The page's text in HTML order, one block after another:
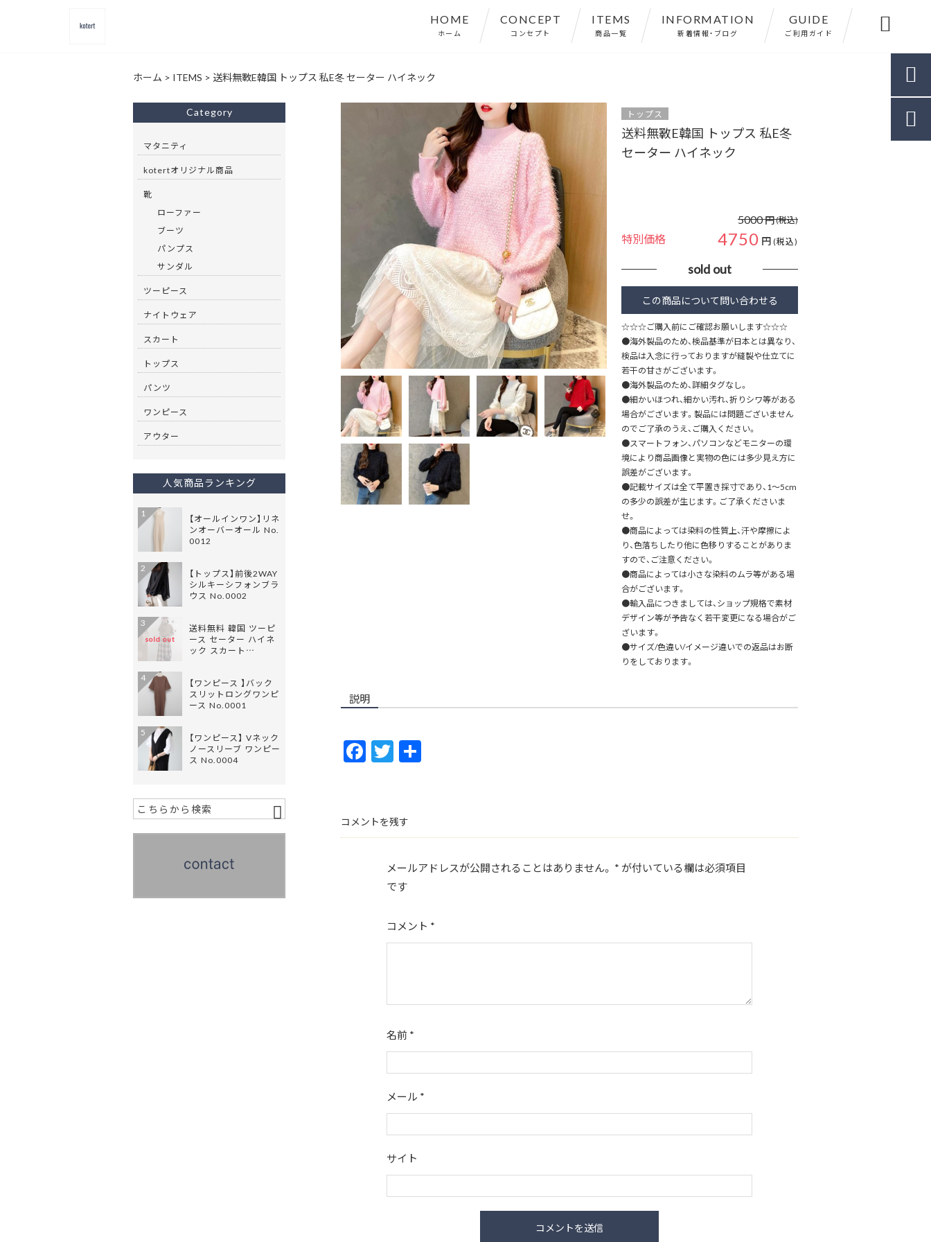
HOME
ホーム
CONCEPT
コンセプト
ITEMS
商品一覧
INFORMATION
新着情報・ブログ
GUIDE
ご利用ガイド 
ホーム > ITEMS > 送料無斁E韓国 トップス 私E冬 セーター ハイネック
トップス
送料無斁E韓国 トップス 私E冬
セーター ハイネック
特別価格 4750 円(税込)
5000円(税込)
sold out
☆☆☆ご購入前にご確認お願いします☆☆☆
●海外製品のため、検品基準が日本とは異なり、
検品は入念に行っておりますが縫製や仕立てに
若干の甘さがございます。
●海外製品のため、詳細タグなし。
●細かいほつれ、細かい汚れ、折りシワ等がある
場合がございます。製品には問題ございません
のでご了承のうえ、ご購入ください。
●スマートフォン、パソコンなどモニターの環
境により商品画像と実物の色には多少見え方に
誤差がございます。
●記載サイズは全て平置き採寸であり、1～5cm
の多少の誤差が生じます。ご了承くださいま
せ。
●商品によっては染料の性質上、汗や摩擦によ
り、色落ちしたり他に色移りすることがありま
すので、ご注意ください。
●商品によっては小さな染料のムラ等がある場
合がございます。
●輸入品につきましては、ショップ規格で素材
デザイン等が予告なく若干変更になる場合がご
ざいます。
●サイズ/色違い/イメージ違いでの返品はお断
りをしております。
説明
F
ac
b
o
T
w
er
コメントを残す
メールアドレスが公開されることはありません。 * が付いている欄は必須項目
です
コメント *
名前*
メール *
サイト
Category
マタニティ
kotertオリジナル商品
靴
ローファー
ブーツ
パンプス
サンダル
ツーピース
ナイトウェア
スカート
トップス
パンツ
ワンピース
アウター
人気商品ランキング
【オールインワン】リネ
ンオーバーオール No.
0012
1
【トップス】前後2WAY
シルキーシフォンブラ
ウス No.0002
2
sold out
送料無料 韓国 ツーピ
ース セーター ハイネ
ック スカート…
3
【ワンピース 】バック
スリットロングワンピ
ース No.0001
4
【ワンピース】 Vネック
ノースリーブ ワンピー
ス No.0004
5

